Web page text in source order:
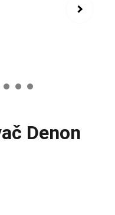
Denon